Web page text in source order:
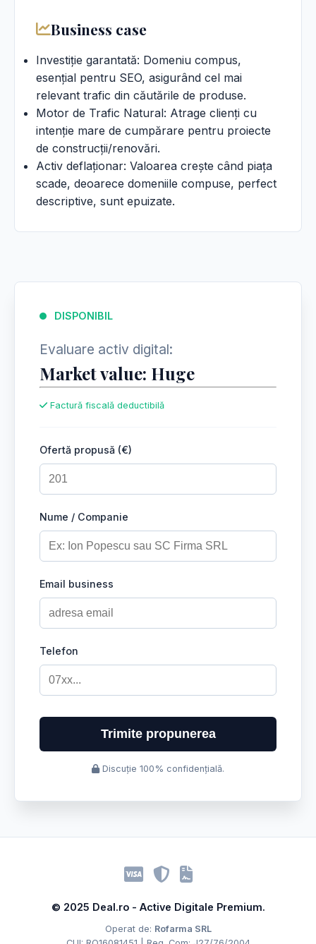
Business case
Investiție garantată: Domeniu compus,
esențial pentru SEO, asigurând cel mai
relevant trafic din căutările de produse.
Motor de Trafic Natural: Atrage clienți cu
intenție mare de cumpărare pentru proiecte
de construcții/renovări.
Activ deflaționar: Valoarea crește când piața
scade, deoarece domeniile compuse, perfect
descriptive, sunt epuizate.
DISPONIBIL
Evaluare activ digital:
Market value: Huge
Factură fiscală deductibilă
Ofertă propusă (€)
Nume / Companie
Email business
Telefon
Trimite propunerea
Discuție 100% confidențială.
© 2025 Deal.ro - Active Digitale Premium.
Operat de: Rofarma SRL